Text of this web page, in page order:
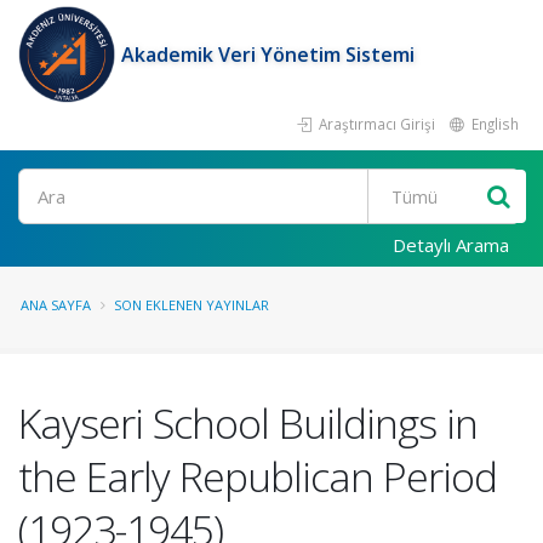
Akademik Veri Yönetim Sistemi
Araştırmacı Girişi English
Ara
Detaylı Arama
ANA SAYFA SON EKLENEN YAYINLAR
Kayseri School Buildings in
the Early Republican Period
(1923-1945)